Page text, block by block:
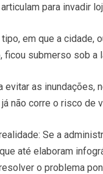
para invadir
em que a cidade,
ficou submerso sob
evitar as
não corre o risco de
Se a
até elaboram
o problema